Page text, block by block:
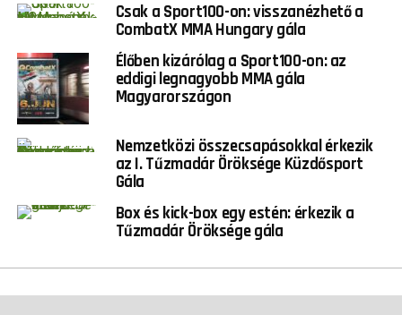
Csak a Sport100-on: visszanézhető a
CombatX MMA Hungary gála
Élőben kizárólag a Sport100-on: az
eddigi legnagyobb MMA gála
Magyarországon
Nemzetközi összecsapásokkal érkezik
az I. Tűzmadár Öröksége Küzdősport
Gála
Box és kick-box egy estén: érkezik a
Tűzmadár Öröksége gála